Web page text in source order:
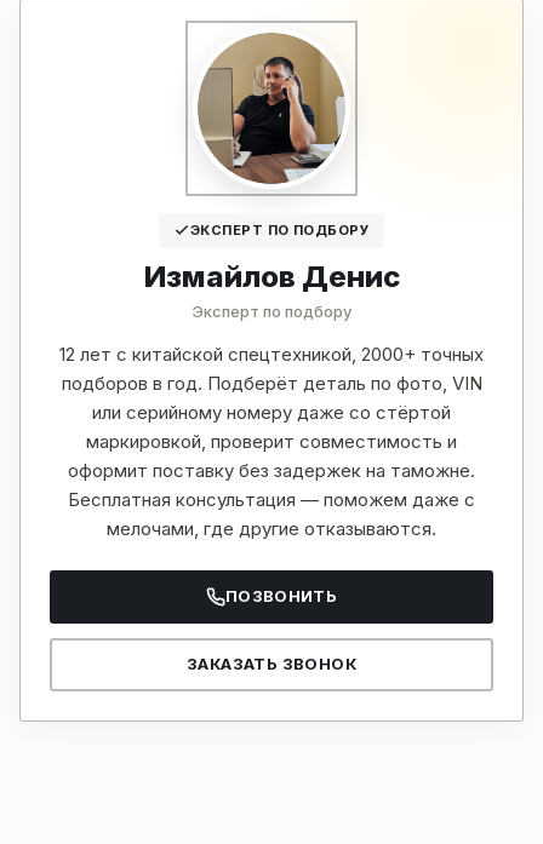
ЭКСПЕРТ ПО ПОДБОРУ
Измайлов Денис
Эксперт по подбору
12 лет с китайской спецтехникой, 2000+ точных
подборов в год. Подберёт деталь по фото, VIN
или серийному номеру даже со стёртой
маркировкой, проверит совместимость и
оформит поставку без задержек на таможне.
Бесплатная консультация — поможем даже с
мелочами, где другие отказываются.
ПОЗВОНИТЬ
ЗАКАЗАТЬ ЗВОНОК